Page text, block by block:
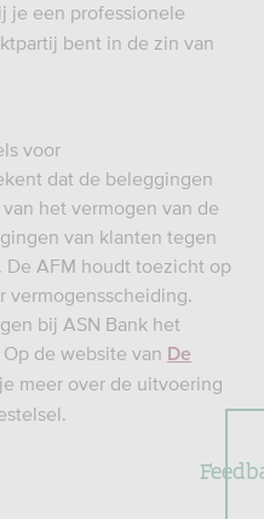
je een professionele
bent in de zin van
voor
dat de beleggingen
het vermogen van de
van klanten tegen
De AFM houdt toezicht op
vermogensscheiding.
bij ASN Bank het
de website van De
meer over de uitvoering